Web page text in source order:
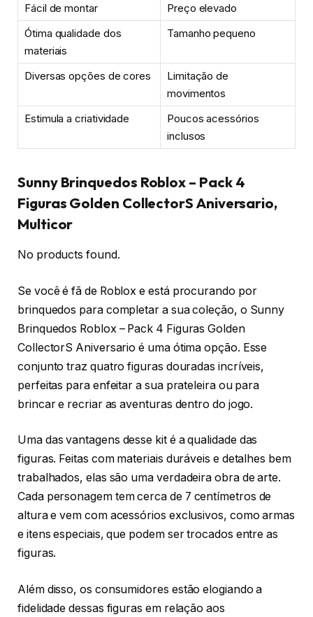
Fácil de montar
Preço elevado
Ótima qualidade dos
materiais
Tamanho pequeno
Diversas opções de cores
Limitação de
movimentos
Estimula a criatividade
Poucos acessórios
inclusos
Sunny Brinquedos Roblox – Pack 4
Figuras Golden CollectorS Aniversario,
Multicor
No products found.
Se você é fã de Roblox e está procurando por
brinquedos para completar a sua coleção, o Sunny
Brinquedos Roblox – Pack 4 Figuras Golden
CollectorS Aniversario é uma ótima opção. Esse
conjunto traz quatro figuras douradas incríveis,
perfeitas para enfeitar a sua prateleira ou para
brincar e recriar as aventuras dentro do jogo.
Uma das vantagens desse kit é a qualidade das
figuras. Feitas com materiais duráveis e detalhes bem
trabalhados, elas são uma verdadeira obra de arte.
Cada personagem tem cerca de 7 centímetros de
altura e vem com acessórios exclusivos, como armas
e itens especiais, que podem ser trocados entre as
figuras.
Além disso, os consumidores estão elogiando a
fidelidade dessas figuras em relação aos